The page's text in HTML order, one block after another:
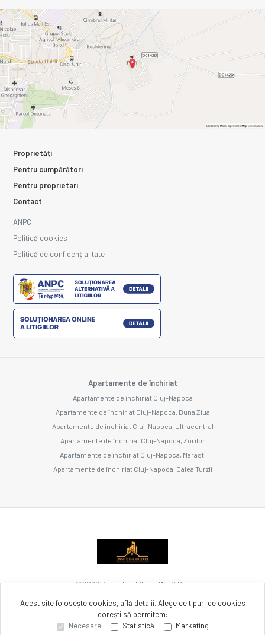
Proprietăți
Pentru cumpărători
Pentru proprietari
Contact
ANPC
Politică cookies
Politică de confidențialitate
Apartamente de închiriat
Apartamente de închiriat Cluj-Napoca
Apartamente de închiriat Cluj-Napoca, Buna Ziua
Apartamente de închiriat Cluj-Napoca, Ultracentral
Apartamente de închiriat Cluj-Napoca, Zorilor
Apartamente de închiriat Cluj-Napoca, Marasti
Apartamente de închiriat Cluj-Napoca, Calea Turzii
©2026Dante Imobiliare Mfv S.R.L.
Site creat în
Acest site folosește cookies, află detalii. Alege ce tipuri de cookies
dorești să permitem:
Necesare
Statistică Marketing